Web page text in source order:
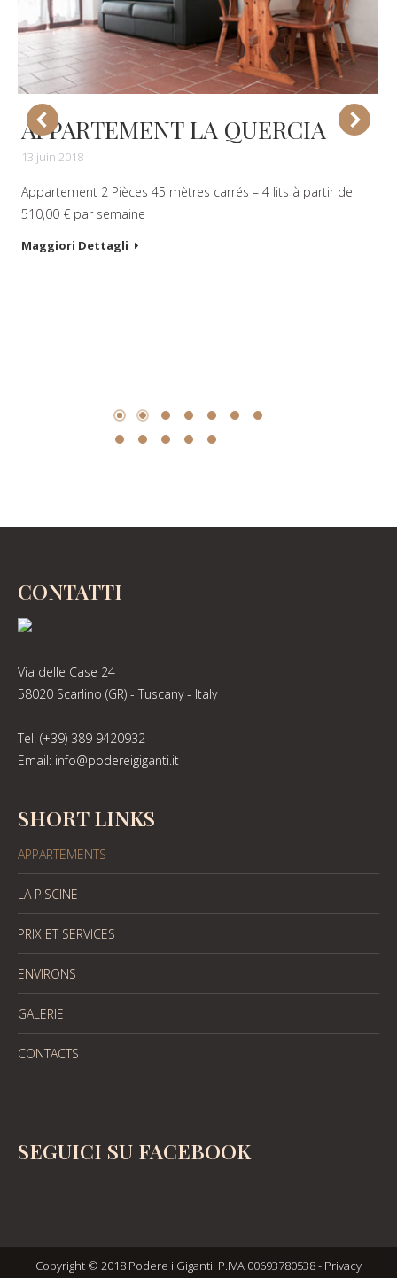
APPARTEMENT LA QUERCIA
13 juin 2018
Appartement 2 Pièces 45 mètres carrés – 4 lits à partir de
510,00 € par semaine
Maggiori Dettagli
CONTATTI
Via delle Case 24
58020 Scarlino (GR) - Tuscany - Italy
Tel. (+39) 389 9420932
Email: info@podereigiganti.it
SHORT LINKS
APPARTEMENTS
LA PISCINE
PRIX ET SERVICES
ENVIRONS
GALERIE
CONTACTS
SEGUICI SU FACEBOOK
Copyright © 2018 Podere i Giganti. P.IVA 00693780538 - Privacy